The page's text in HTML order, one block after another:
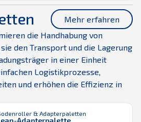
Wagon (Regalwagen) ist für den
Einsatz in Routenzügen geeignet und eine
Einheit mit geringem ...Mehr erfahren
die Handhabung von
den Transport und die Lagerung
in einer Einheit
Logistikprozesse,
und erhöhen die Effizienz in
& Adapterpaletten
Adapterpalette